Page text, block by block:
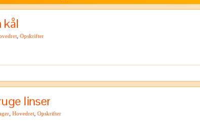
kål
Opskrifter
linser
Hovedret Opskrifter